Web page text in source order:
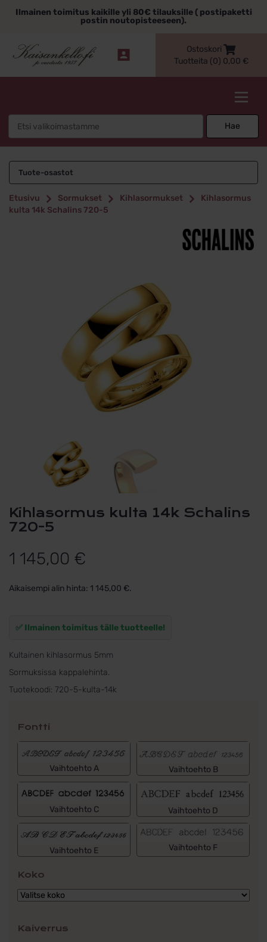
sisältöönIlmainen toimitus kaikille yli 80€ tilauksille ( postipaketti
postin noutopisteeseen).
Ostoskori
Tuotteita (0) 0,00 €
Hae
Tuote-osastot
Etusivu Sormukset Kihlasormukset
Kihlasormus
kulta 14k Schalins 720-5
Kihlasormus kulta 14k Schalins
720-5
1 145,00 €
Aikaisempi alin hinta: 1 145,00 €.
✅ Ilmainen toimitus tälle tuotteelle!
Kultainen kihlasormus 5mm
Sormuksissa kappalehinta.
Tuotekoodi: 720-5-kulta-14k
Fontti
Vaihtoehto A Vaihtoehto B
Vaihtoehto C Vaihtoehto D
Vaihtoehto E Vaihtoehto F
Koko
Kaiverrus